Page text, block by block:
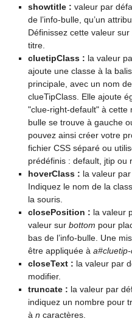
showtitle : valeur par
de l’info-bulle, qu’un
Définissez cette valeur sur
titre.
cluetipClass : la valeur
ajoute une classe à la
principale, avec un nom
clueTipClass. Elle ajoute
"clue-right-default" à cette
bulle se trouve à gauche
pouvez ainsi créer votre
fichier CSS séparé ou
prédéfinis : default, jtip ou
hoverClass : la valeur
Indiquez le nom de la
la souris.
closePosition : la valeur
valeur sur bottom pour
bas de l’info-bulle. Une
être appliquée à
closeText : la valeur par
modifier.
truncate : la valeur par
indiquez un nombre pour
à n caractères.